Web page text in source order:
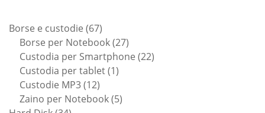
Borse e custodie 6767
prodotti
Borse per Notebook 2727
prodotti
Custodia per Smartphone 2222
Custodia per tablet 11
Custodie MP3 1212
prodotti
Zaino per Notebook 55